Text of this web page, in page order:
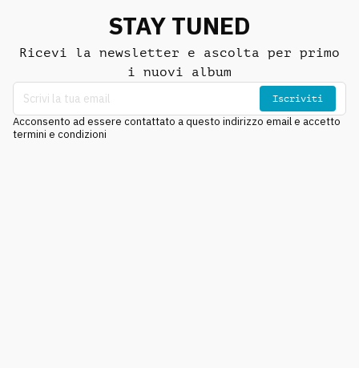
STAY TUNED
Ricevi la newsletter e ascolta per primo
i nuovi album
Iscriviti
Acconsento ad essere contattato a questo indirizzo email e accetto
termini e condizioni